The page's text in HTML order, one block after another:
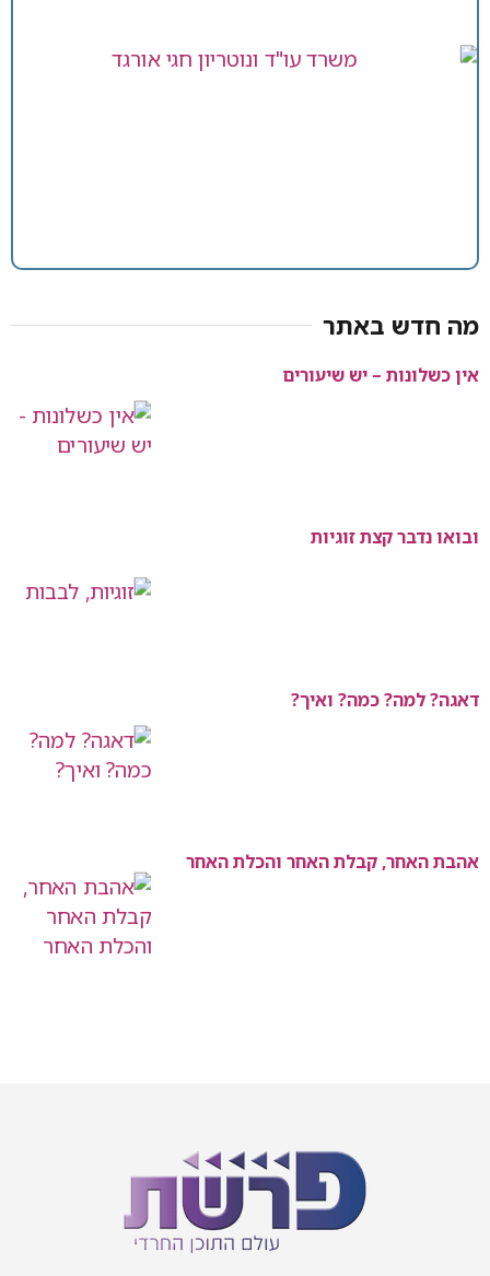
מה חדש באתר
אין כשלונות – יש שיעורים
ובואו נדבר קצת זוגיות
דאגה? למה? כמה? ואיך?
אהבת האחר, קבלת האחר והכלת האחר